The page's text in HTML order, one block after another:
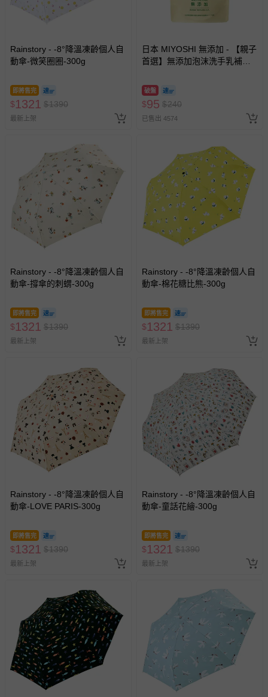
Rainstory - -8°降溫凍齡個人自
動傘-微笑圈圈-300g
即將售完
$1321 $1390
最新上架
日本 MIYOSHI 無添加 - 【親子
首選】無添加泡沫洗手乳補充
破盤
$95 $240
已售出 4574
Rainstory - -8°降溫凍齡個人自
動傘-撐傘的刺蝟-300g
即將售完
$1321 $1390
最新上架
Rainstory - -8°降溫凍齡個人自
動傘-棉花糖比熊-300g
即將售完
$1321 $1390
最新上架
Rainstory - -8°降溫凍齡個人自
動傘-LOVE PARIS-300g
即將售完
$1321 $1390
最新上架
Rainstory - -8°降溫凍齡個人自
動傘-童話花繪-300g
即將售完
$1321 $1390
最新上架